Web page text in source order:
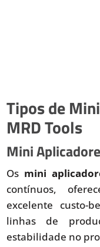
Tipos de
MRD Tools
Mini
Os mini
contínuos,
excelente custo-
linhas de
estabilidade no